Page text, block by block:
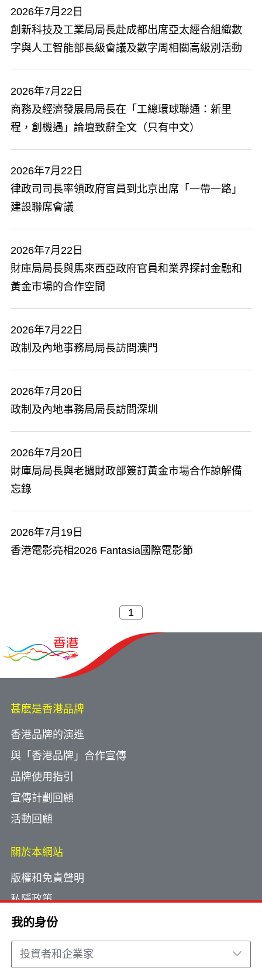
我的身份
投資者和企業家
2026年7月22日
創新科技及工業局局長赴成都出席亞太經合組織數
字與人工智能部長級會議及數字周相關高級別活動
2026年7月22日
商務及經濟發展局局長在「工總環球聯通：新里
程，創機遇」論壇致辭全文（只有中文）
2026年7月22日
​律政司司長率領政府官員到北京出席「一帶一路」
建設聯席會議
2026年7月22日
​財庫局局長與馬來西亞政府官員和業界探討金融和
黃金巿場的合作空間
2026年7月22日
政制及內地事務局局長訪問澳門
2026年7月20日
政制及內地事務局局長訪問深圳
2026年7月20日
​財庫局局長與老撾財政部簽訂黃金巿場合作諒解備
忘錄
2026年7月19日
香港電影亮相2026 Fantasia國際電影節
甚麽是香港品牌
香港品牌的演進
與「香港品牌」合作宣傳
品牌使用指引
宣傳計劃回顧
活動回顧
關於本網站
版權和免責聲明
私隱政策
使用小型文字檔案
網頁指南
聯絡我們